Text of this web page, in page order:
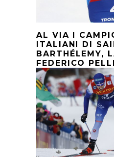
AL VIA I
ITALIANI DI
BARTHÉLEMY,
FEDERICO